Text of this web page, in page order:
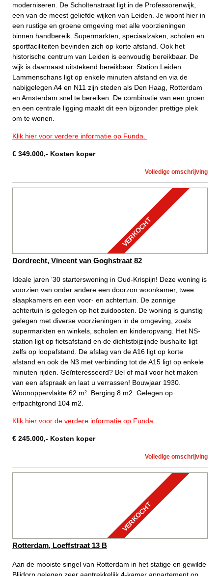
moderniseren. De Scholtenstraat ligt in de Professorenwijk,
een van de meest geliefde wijken van Leiden. Je woont hier in
een rustige en groene omgeving met alle voorzieningen
binnen handbereik. Supermarkten, speciaalzaken, scholen en
sportfaciliteiten bevinden zich op korte afstand. Ook het
historische centrum van Leiden is eenvoudig bereikbaar. De
wijk is daarnaast uitstekend bereikbaar. Station Leiden
Lammenschans ligt op enkele minuten afstand en via de
nabijgelegen A4 en N11 zijn steden als Den Haag, Rotterdam
en Amsterdam snel te bereiken. De combinatie van een groen
en een centrale ligging maakt dit een bijzonder prettige plek
om te wonen.
Klik hier voor verdere informatie op Funda.
€ 349.000,- Kosten koper
Volledige omschrijving
VERKOCHT
Dordrecht, Vincent van Goghstraat 82
Ideale jaren ’30 starterswoning in Oud-Krispijn! Deze woning is
voorzien van onder andere een doorzon woonkamer, twee
slaapkamers en een voor- en achtertuin. De zonnige
achtertuin is gelegen op het zuidoosten. De woning is gunstig
gelegen met diverse voorzieningen in de omgeving, zoals
supermarkten en winkels, scholen en kinderopvang. Het NS-
station ligt op fietsafstand en de dichtstbijzijnde bushalte ligt
zelfs op loopafstand. De afslag van de A16 ligt op korte
afstand en ook de N3 met verbinding tot de A15 ligt op enkele
minuten rijden. Geïnteresseerd? Bel of mail voor het maken
van een afspraak en laat u verrassen! Bouwjaar 1930.
Woonoppervlakte 62 m². Berging 8 m2. Gelegen op
erfpachtgrond 104 m2.
Klik hier voor de verdere informatie op Funda.
€ 245.000,- Kosten koper
Volledige omschrijving
VERKOCHT
Rotterdam, Loeffstraat 13 B
Aan de mooiste singel van Rotterdam in het statige en gewilde
Blijdorp gelegen zeer aantrekkelijk 4-kamer appartement op